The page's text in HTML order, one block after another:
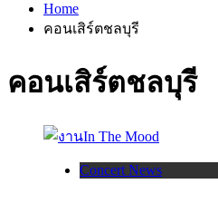
Home
คอนเสิร์ตชลบุรี
คอนเสิร์ตชลบุรี
Concert News